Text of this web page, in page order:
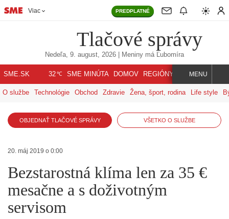
Viac PREDPLATNÉ
Tlačové správy
Nedeľa, 9. august, 2026 | Meniny má Ľubomíra
SME.SK 32℃ SME MINÚTA DOMOV REGIÓNY INDEX SVET
MENU
O službe Technológie Obchod Zdravie Žena, šport, rodina Life style
OBJEDNAŤ TLAČOVÉ SPRÁVY VŠETKO O SLUŽBE
20. máj 2019 o 0:00
Bezstarostná klíma len za 35 €
mesačne a s doživotným
servisom